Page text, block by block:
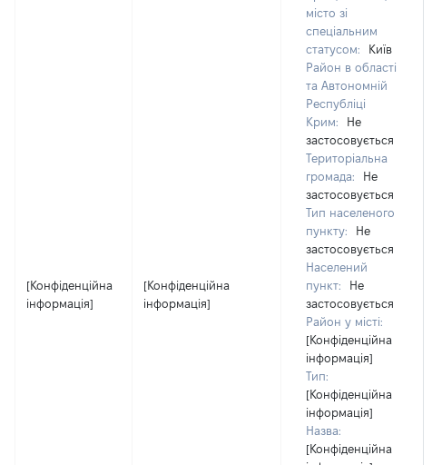
[Конфіденційна
інформація]
[Конфіденційна
інформація]
місто зі
спеціальним
статусом:
Київ
Район в області
та Автономній
Республіці
Крим:
Не
застосовується
Територіальна
громада:
Не
застосовується
Тип населеного
пункту:
Не
застосовується
Населений
пункт:
Не
застосовується
Район у місті:
[Конфіденційна
інформація]
Тип:
[Конфіденційна
інформація]
Назва:
[Конфіденційна